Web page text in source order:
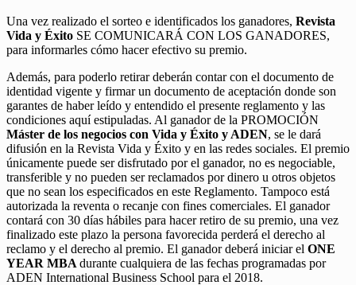
Una vez realizado el sorteo e identificados los ganadores, Revista
Vida y Éxito SE COMUNICARÁ CON LOS GANADORES,
para informarles cómo hacer efectivo su premio.
Además, para poderlo retirar deberán contar con el documento de
identidad vigente y firmar un documento de aceptación donde son
garantes de haber leído y entendido el presente reglamento y las
condiciones aquí estipuladas. Al ganador de la PROMOCIÓN
Máster de los negocios con Vida y Éxito y ADEN, se le dará
difusión en la Revista Vida y Éxito y en las redes sociales. El premio
únicamente puede ser disfrutado por el ganador, no es negociable,
transferible y no pueden ser reclamados por dinero u otros objetos
que no sean los especificados en este Reglamento. Tampoco está
autorizada la reventa o recanje con fines comerciales. El ganador
contará con 30 días hábiles para hacer retiro de su premio, una vez
finalizado este plazo la persona favorecida perderá el derecho al
reclamo y el derecho al premio. El ganador deberá iniciar el ONE
YEAR MBA durante cualquiera de las fechas programadas por
ADEN International Business School para el 2018.